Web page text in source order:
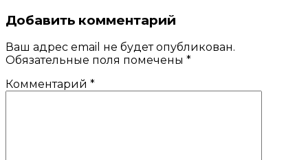
Добавить комментарий
Ваш адрес email не будет опубликован.
Обязательные поля помечены *
Комментарий *